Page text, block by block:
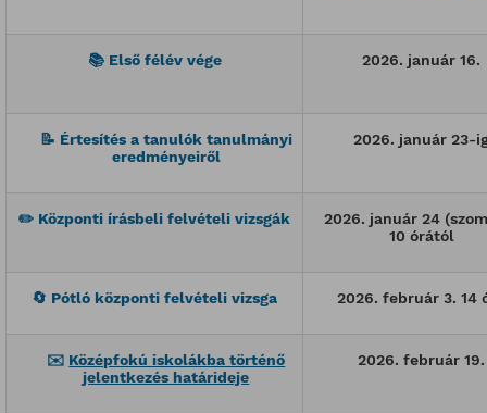
📚Első félév vége 2026. január 16.
📝 Értesítés a tanulók tanulmányi
eredményeiről
2026. január 23-
✏️ Központi írásbeli felvételi vizsgák
2026. január 24
10 órától
🔄 Pótló központi felvételi vizsga 2026. február 3. 14
✉️ Középfokú iskolákba történő
jelentkezés határideje
2026. február 19.